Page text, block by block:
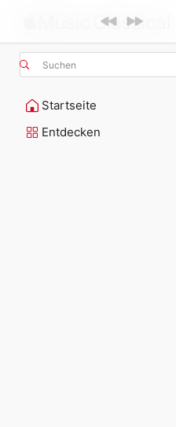
Suchen
Startseite
Entdecken